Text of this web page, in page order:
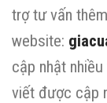
trợ tư vấn
website:
cập nhật
viết được cập